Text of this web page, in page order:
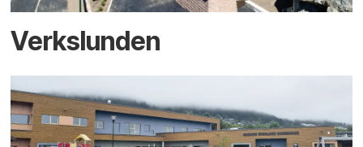
Verkslunden